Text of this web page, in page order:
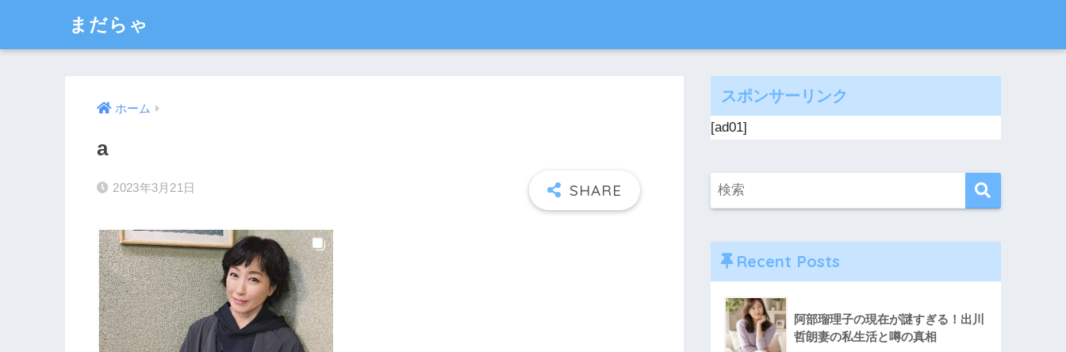
まだらゃ
ホーム
a
2023年3月21日
スポンサーリンク
[ad01]
Recent Posts
阿部瑠理子の現在が謎すぎる！出川
哲朗妻の私生活と噂の真相